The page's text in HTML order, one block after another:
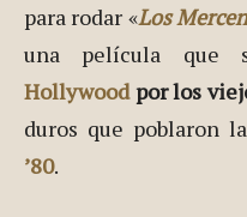
para rodar «Los
una película que
Hollywoodpor los
duros que poblaron
’80.